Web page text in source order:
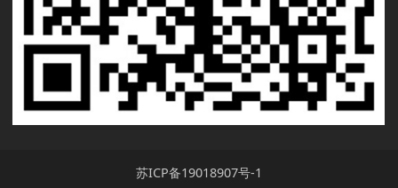
苏ICP备19018907号-1